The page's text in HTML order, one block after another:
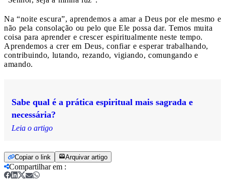
Na “noite escura”, aprendemos a amar a Deus por ele mesmo e
não pela consolação ou pelo que Ele possa dar. Temos muita
coisa para aprender e crescer espiritualmente neste tempo.
Aprendemos a crer em Deus, confiar e esperar trabalhando,
contribuindo, lutando, rezando, vigiando, comungando e
amando.
Sabe qual é a prática espiritual mais sagrada e
necessária?
Leia o artigo
Copiar o link Arquivar artigo
Compartilhar em :